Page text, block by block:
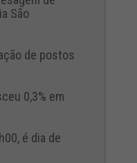
São
de postos
0,3% em
é dia de